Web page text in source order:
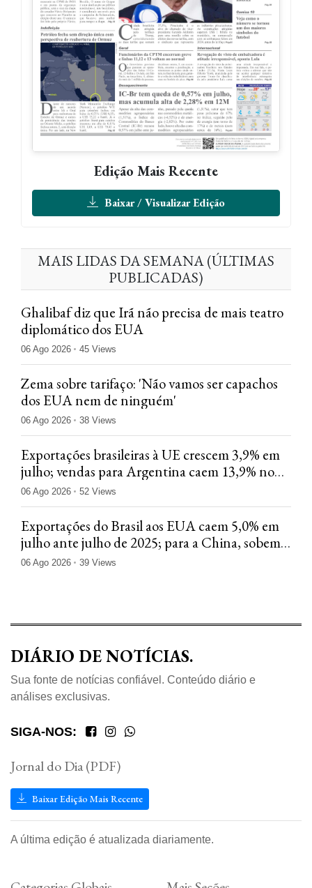
Edição Mais Recente
Baixar / Visualizar Edição
MAIS LIDAS DA SEMANA (ÚLTIMAS
PUBLICADAS)
Ghalibaf diz que Irã não precisa de mais teatro
diplomático dos EUA
06 Ago 2026 45 Views
Zema sobre tarifaço: 'Não vamos ser capachos
dos EUA nem de ninguém'
06 Ago 2026 38 Views
Exportações brasileiras à UE crescem 3,9% em
julho; vendas para Argentina caem 13,9% no
mês
06 Ago 2026 52 Views
Exportações do Brasil aos EUA caem 5,0% em
julho ante julho de 2025; para a China, sobem
8,6%
06 Ago 2026 39 Views
DIÁRIO DE NOTÍCIAS.
Sua fonte de notícias confiável. Conteúdo diário e
análises exclusivas.
SIGA-NOS:
Jornal do Dia (PDF)
Baixar Edição Mais Recente
A última edição é atualizada diariamente.